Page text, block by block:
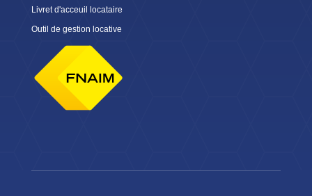
Livret d'acceuil locataire
Outil de gestion locative